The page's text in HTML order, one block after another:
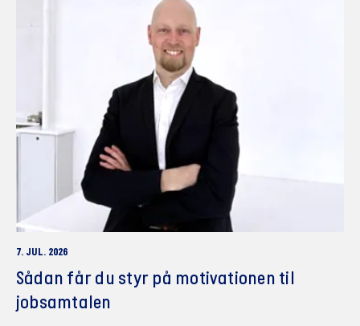
7. JUL. 2026
Sådan får du styr på motivationen til
jobsamtalen